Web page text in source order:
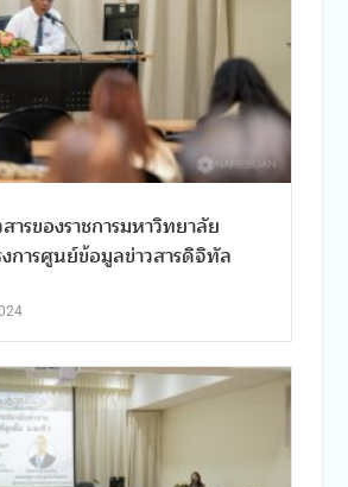
รของราชการมหาวิทยาลัย
การศูนย์ข้อมูลข่าวสารดิจิทัล